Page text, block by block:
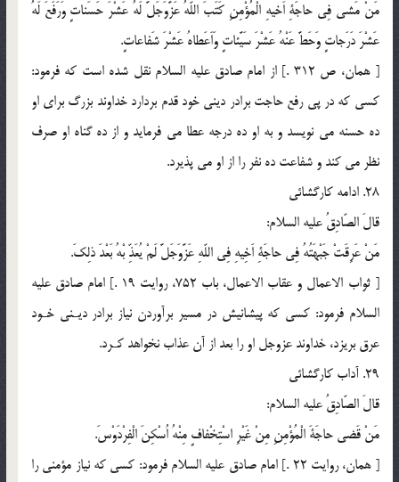
مَنْ مَشى فِى حاجَةِ اَخيهِ الْمُؤْمِنِ كَتَبَ اللّهُ عَزَّوَجَلَّ لَهُ عَشْرَ حَسَناتٍ وَرَفَعَ لَهُ
عَشْرَ دَرَجاتٍ وَحَطَّ عَنْهُ عَشْرَ سَيَّئاتٍ وَاَعَطاهُ عَشْرَ شَفاعاتٍ.
[ همان، ص 312 .] از امام صادق عليه السلام نقل شده است كه فرمود:
كسى كه در پى رفع حاجت برادر دينى خود قدم بردارد خداوند بزرگ براى او
ده حسنه مى نويسد و به او ده درجه عطا مى فرمايد و از ده گناه او صرف
نظر مى كند و شفاعت ده نفر را از او مى پذيرد.
28. ادامه كارگشائى
قالَ الصّادِقُ عليه السلام:
مَنْ عَرِقَتْ جَبْهَتُهُ فِى حاجَةِ اَخِيهِ فِى اللّهِ عَزَّوَجَلَّ لَمْ يُعَذِّ بْهُ بَعْدَ ذلِكَ.
[ ثواب الاعمال و عقاب الاعمال، باب 752، روايت 19 .] امام صادق عليه
السلام فرمود: كسى كه پيشانيش در مسير برآوردن نياز برادر ديـنى خـود
عرق بريزد، خداوند عزوجل او را بعد از آن عذاب نخواهد كـرد.
29. آداب كارگشائى
قالَ الصّادِقُ عليه السلام:
مَنْ قَضى حاجَةَ الْمُؤْمِنِ مِنْ غَيْرِ اسْتِخْفافٍ مِنْهُ اُسْكِنَ الْفِرْدَوْسَ.
[ همان، روايت 22 .] امام صادق عليه السلام فرمود: كسى كه نياز مؤمنى را